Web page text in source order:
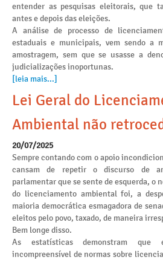
entender as pesquisas eleitorais, que
antes e depois das eleições.
A análise de processo de
estaduais e municipais, vem sendo a
amostragem, sem que se usasse a
judicializações inoportunas.
[leia mais...]
Lei Geral do
Ambiental não
20/07/2025
Sempre contando com o apoio
cansam de repetir o discurso de
parlamentar que se sente de esquerda, o
do licenciamento ambiental foi, a
maioria democrática esmagadora de
eleitos pelo povo, taxado, de maneira
Bem longe disso.
As estatísticas demonstram que
incompreensível de normas sobre